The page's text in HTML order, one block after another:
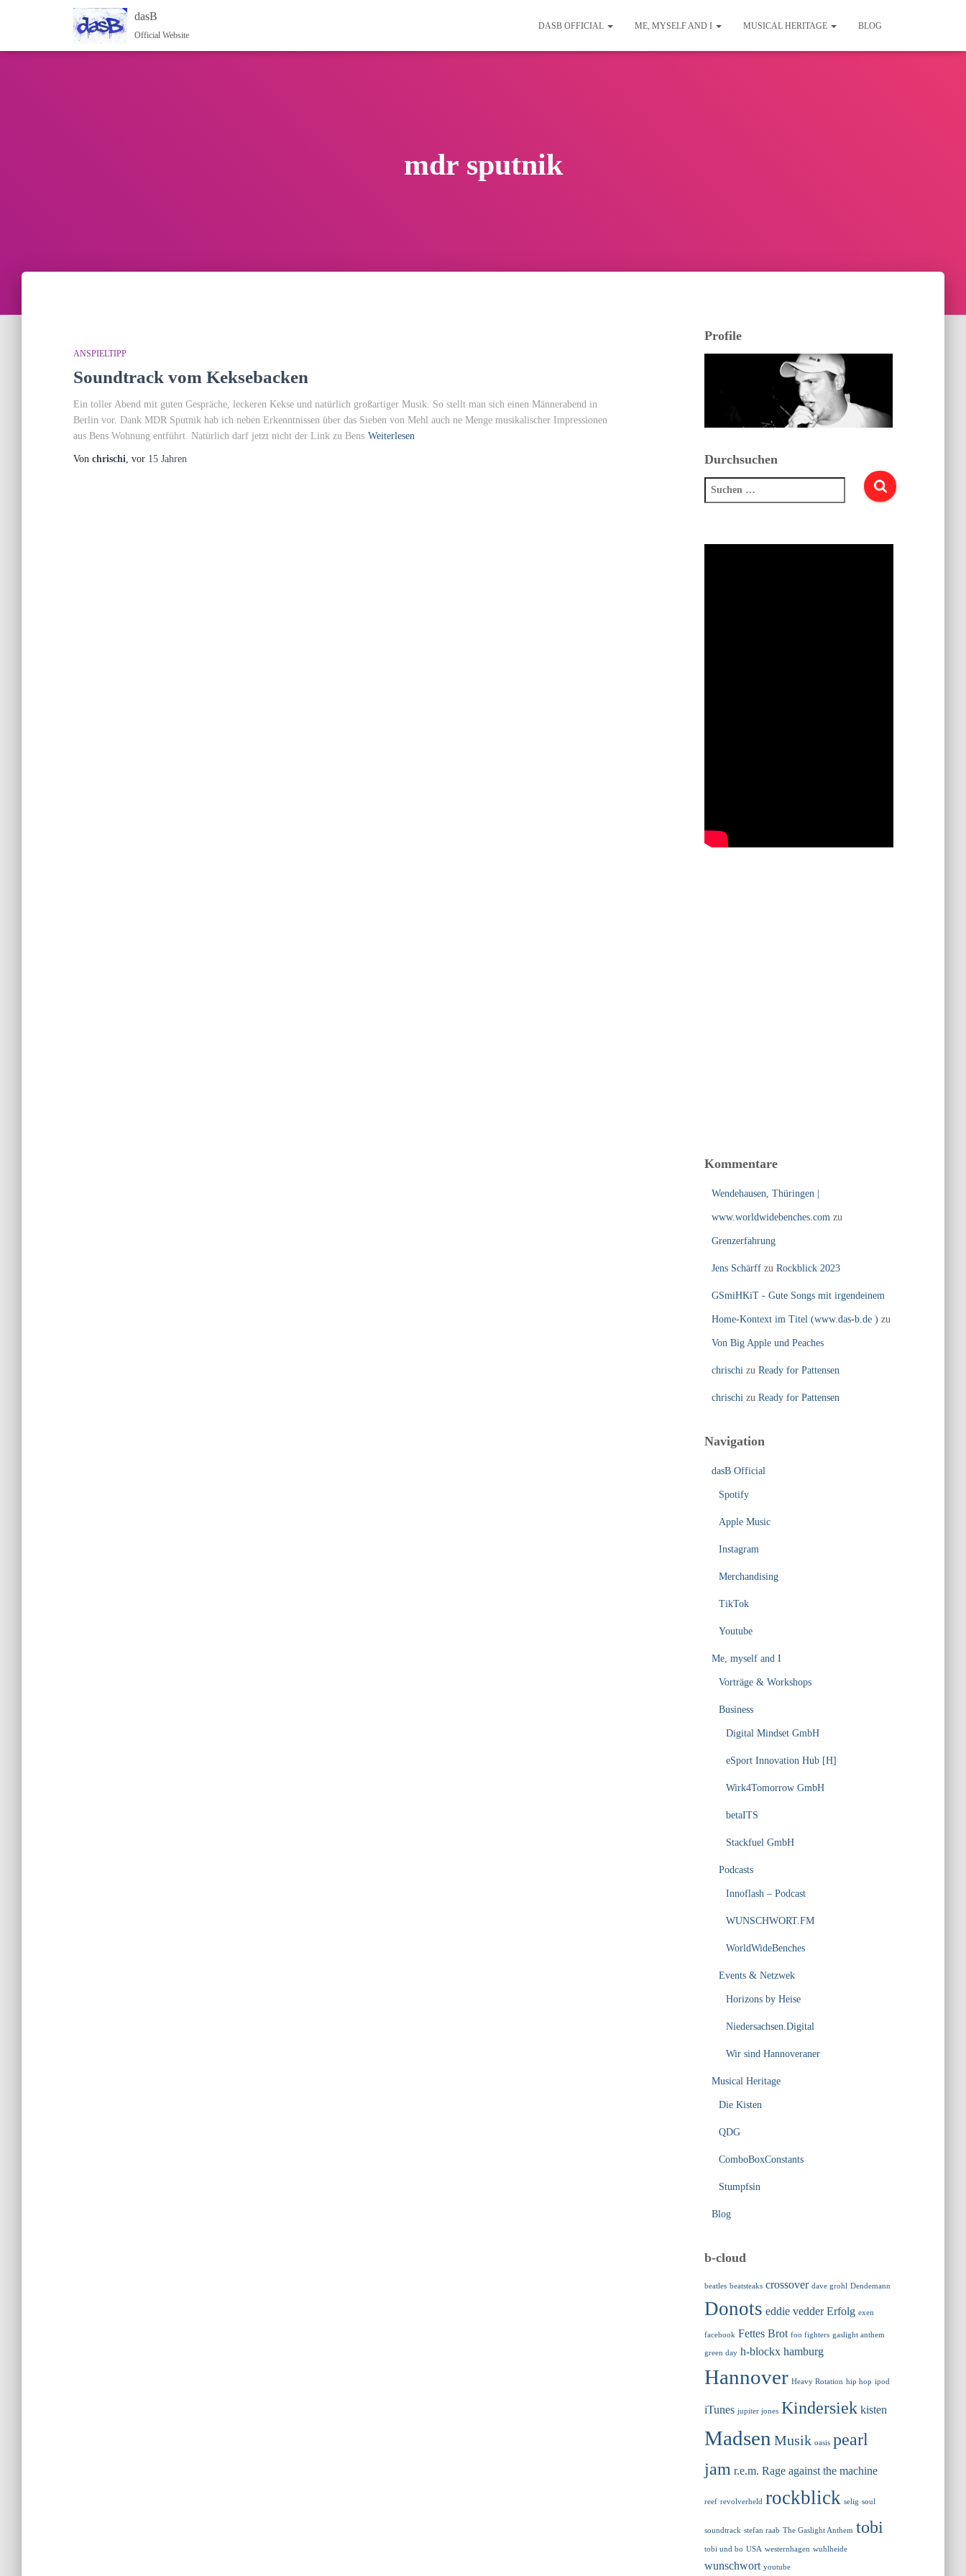
dasB
Official Website
DASB OFFICIAL ME, MYSELF AND I MUSICAL HERITAGE BLOG
mdr sputnik
ANSPIELTIPP
Soundtrack vom Keksebacken
Ein toller Abend mit guten Gespräche, leckeren Kekse und natürlich großartiger Musik. So stellt man sich einen Männerabend in
Berlin vor. Dank MDR Sputnik hab ich neben Erkenntnissen über das Sieben von Mehl auch ne Menge musikalischer Impressionen
aus Bens Wohnung entführt. Natürlich darf jetzt nicht der Link zu Bens Weiterlesen
Von chrischi, vor 15 Jahren
Profile
Durchsuchen
Suchen
nach:
Kommentare
Wendehausen, Thüringen |
www.worldwidebenches.com zu
Grenzerfahrung
Jens Schärffzu Rockblick 2023
GSmiHKiT - Gute Songs mit irgendeinem
Home-Kontext im Titel (www.das-b.de ) zu
Von Big Apple und Peaches
chrischi zu Ready for Pattensen
chrischi zu Ready for Pattensen
Navigation
dasB Official
Spotify
Apple Music
Instagram
Merchandising
TikTok
Youtube
Me, myself and I
Vorträge & Workshops
Business
Digital Mindset GmbH
eSport Innovation Hub [H]
Wirk4Tomorrow GmbH
betaITS
Stackfuel GmbH
Podcasts
Innoflash – Podcast
WUNSCHWORT.FM
WorldWideBenches
Events & Netzwek
Horizons by Heise
Niedersachsen.Digital
Wir sind Hannoveraner
Musical Heritage
Die Kisten
QDG
ComboBoxConstants
Stumpfsin
Blog
b-cloud
beatles beatsteaks crossover dave grohl Dendemann
Donots eddie vedder Erfolg exen
facebook Fettes Brot foo fighters gaslight anthem
green day h-blockx hamburg
Hannover Heavy Rotation hip hop ipod
iTunes jupiter jones Kindersiek kisten
Madsen Musik oasis pearl
jam r.e.m. Rage against the machine
reef revolverheld rockblick selig soul
soundtrack stefan raab The Gaslight Anthem tobi
tobi und bo USA westernhagen wuhlheide
wunschwort youtube